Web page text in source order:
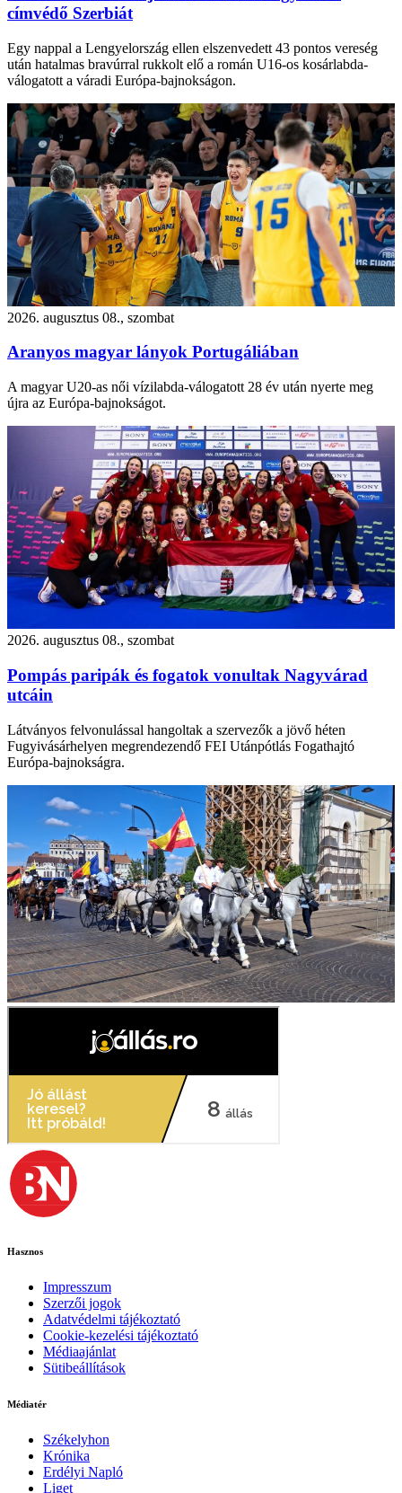
címvédő Szerbiát
Egy nappal a Lengyelország ellen elszenvedett 43 pontos vereség
után hatalmas bravúrral rukkolt elő a román U16-os kosárlabda-
válogatott a váradi Európa-bajnokságon.
2026. augusztus 08., szombat
Aranyos magyar lányok Portugáliában
A magyar U20-as női vízilabda-válogatott 28 év után nyerte meg
újra az Európa-bajnokságot.
2026. augusztus 08., szombat
Pompás paripák és fogatok vonultak Nagyvárad
utcáin
Látványos felvonulással hangoltak a szervezők a jövő héten
Fugyivásárhelyen megrendezendő FEI Utánpótlás Fogathajtó
Európa-bajnokságra.
Hasznos
Impresszum
Szerzői jogok
Adatvédelmi tájékoztató
Cookie-kezelési tájékoztató
Médiaajánlat
Sütibeállítások
Médiatér
Székelyhon
Krónika
Erdélyi Napló
Liget